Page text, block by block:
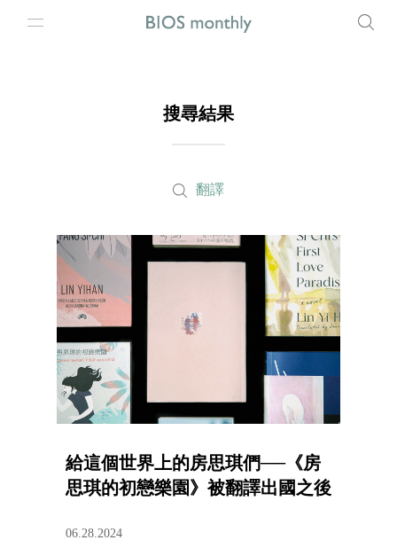
搜尋結果
翻譯
給這個世界上的房思琪們──《房
思琪的初戀樂園》被翻譯出國之後
06.28.2024